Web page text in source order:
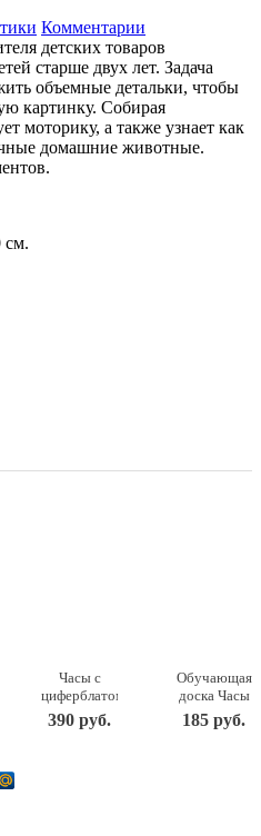
Комментарии
детских товаров
старше двух лет. Задача
объемные детальки, чтобы
картинку. Собирая
моторику, а также узнает как
домашние животные.
см.
Часы с
циферблатом
под
роспись –
390 руб.
Обучающая
доска Часы
IG0014
Мастер
185 руб.